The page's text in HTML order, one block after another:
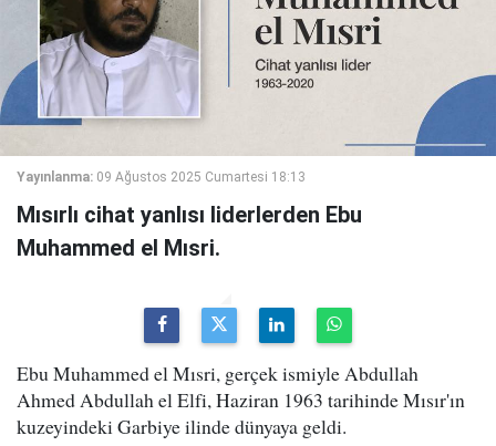
Yayınlanma: 09 Ağustos 2025 Cumartesi 18:13
Mısırlı cihat yanlısı liderlerden Ebu
Muhammed el Mısri.
Ebu Muhammed el Mısri, gerçek ismiyle Abdullah
Ahmed Abdullah el Elfi, Haziran 1963 tarihinde Mısır'ın
kuzeyindeki Garbiye ilinde dünyaya geldi.